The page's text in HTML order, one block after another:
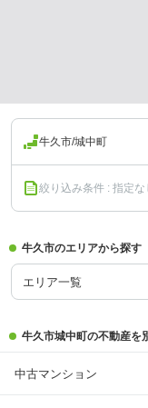
牛久市/城中町
絞り込み条件 : 指定な
牛久市のエリアから探す
エリア一覧
牛久市城中町の不動産を
中古マンション